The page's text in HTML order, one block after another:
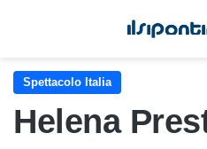
Spettacolo Italia
Helena